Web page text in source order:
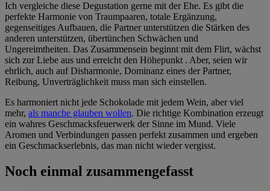
Ich vergleiche diese Degustation gerne mit der Ehe. Es gibt die
perfekte Harmonie von Traumpaaren, totale Ergänzung,
gegenseitiges Aufbauen, die Partner unterstützen die Stärken des
anderen unterstützen, übertünchen Schwächen und
Ungereimtheiten. Das Zusammensein beginnt mit dem Flirt, wächst
sich zur Liebe aus und erreicht den Höhepunkt . Aber, seien wir
ehrlich, auch auf Disharmonie, Dominanz eines der Partner,
Reibung, Unverträglichkeit muss man sich einstellen.
Es harmoniert nicht jede Schokolade mit jedem Wein, aber viel
mehr, als manche glauben wollen. Die richtige Kombination erzeugt
ein wahres Geschmacksfeuerwerk der Sinne im Mund. Viele
Aromen und Verbindungen passen perfekt zusammen und ergeben
ein Geschmackserlebnis, das man nicht wieder vergisst.
Noch einmal zusammengefasst